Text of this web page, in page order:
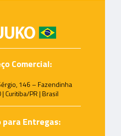
Comercial:
146 – Fazendinha
Curitiba/PR | Brasil
para Entregas: